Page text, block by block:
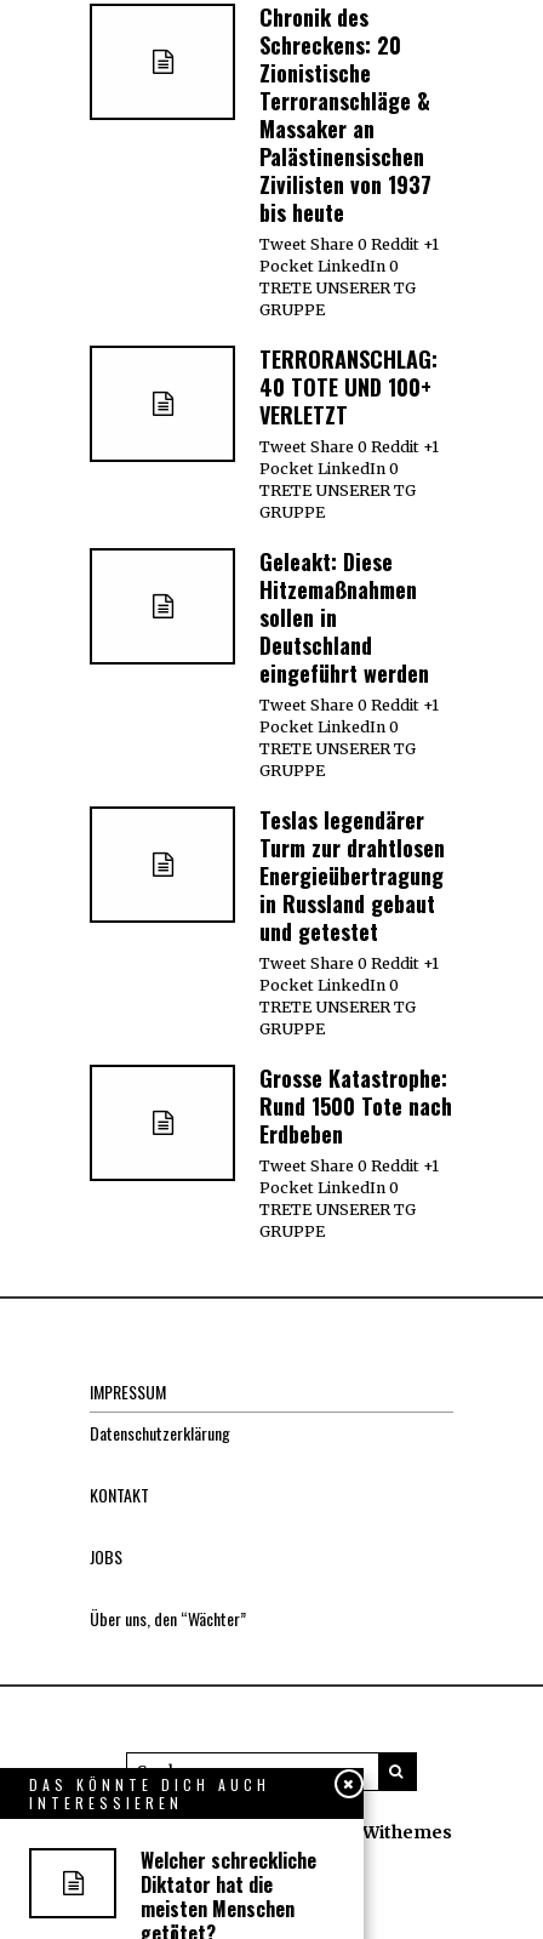
Chronik des
Schreckens: 20
Zionistische
Terroranschläge &
Massaker an
Palästinensischen
Zivilisten von 1937
bis heute
Tweet Share 0 Reddit +1
Pocket LinkedIn 0
TRETE UNSERER TG
GRUPPE
TERRORANSCHLAG:
40 TOTE UND 100+
VERLETZT
Tweet Share 0 Reddit +1
Pocket LinkedIn 0
TRETE UNSERER TG
GRUPPE
Geleakt: Diese
Hitzemaßnahmen
sollen in
Deutschland
eingeführt werden
Tweet Share 0 Reddit +1
Pocket LinkedIn 0
TRETE UNSERER TG
GRUPPE
Teslas legendärer
Turm zur drahtlosen
Energieübertragung
in Russland gebaut
und getestet
Tweet Share 0 Reddit +1
Pocket LinkedIn 0
TRETE UNSERER TG
GRUPPE
Grosse Katastrophe:
Rund 1500 Tote nach
Erdbeben
Tweet Share 0 Reddit +1
Pocket LinkedIn 0
TRETE UNSERER TG
GRUPPE
IMPRESSUM
Datenschutzerklärung
KONTAKT
JOBS
Über uns, den “Wächter”
Withemes
DAS KÖNNTE DICH AUCH
INTERESSIEREN
Welcher schreckliche
Diktator hat die
meisten Menschen
getötet?